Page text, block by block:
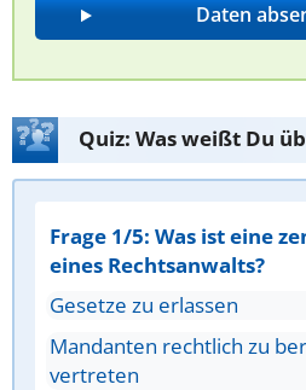
Quiz: Was weißt Du
Frage 1/5: Was ist eine
eines Rechtsanwalts?
Gesetze zu erlassen
Mandanten rechtlich zu
vertreten